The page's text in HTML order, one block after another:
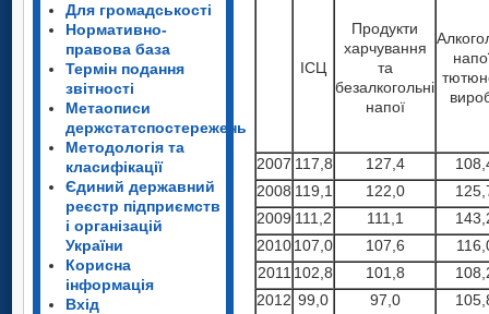
Для громадськості
Нормативно-
правова база
Термін подання
звітності
Метаописи
держстатспостережень
Методологія та
класифікації
Єдиний державний
реєстр підприємств
і організацій
України
Корисна
інформація
Вхід
ІСЦ
Продукти
харчування
та
безалкогольні
напої
2007 117,8 127,4
2008 119,1 122,0
2009 111,2 111,1
2010107,0 107,6
2011 102,8 101,8
2012 99,0 97,0